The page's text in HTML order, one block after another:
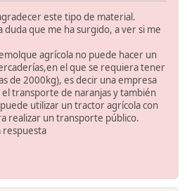
este tipo de material.
que me ha surgido, a ver si me
agrícola no puede hacer un
el que se requiera tener
de 2000kg), es decir una empresa
transporte de naranjas y también
utilizar un tractor agrícola con
realizar un transporte público.
respuesta